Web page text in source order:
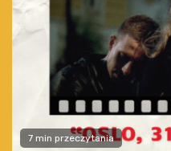
7 min przeczytania